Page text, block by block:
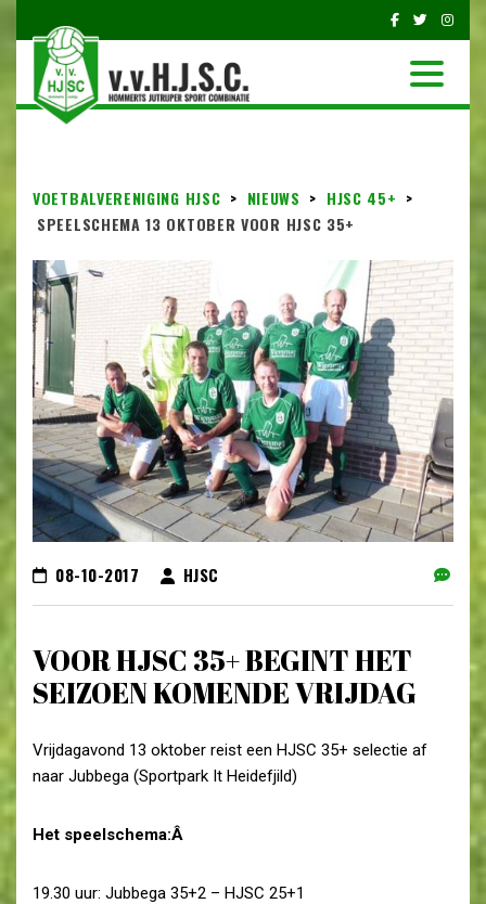
VOETBALVERENIGING HJSC > NIEUWS > HJSC 45+ >
SPEELSCHEMA 13 OKTOBER VOOR HJSC 35+
08-10-2017 HJSC
VOOR HJSC 35+ BEGINT HET
SEIZOEN KOMENDE VRIJDAG
Vrijdagavond 13 oktober reist een HJSC 35+ selectie af
naar Jubbega (Sportpark It Heidefjild)
Het speelschema:Â
19.30 uur: Jubbega 35+2 – HJSC 25+1